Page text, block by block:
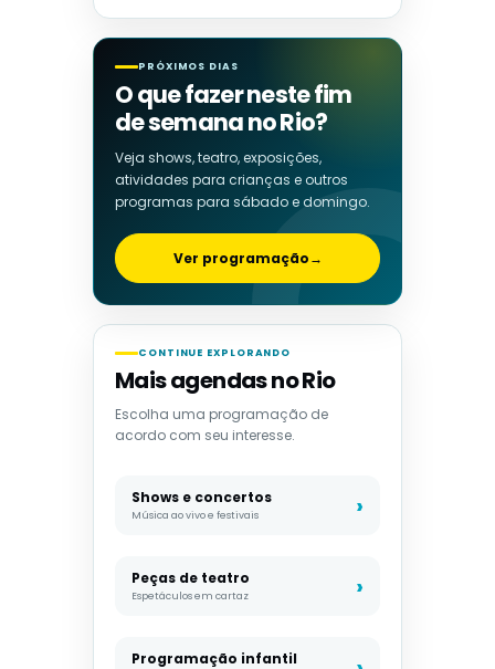
PRÓXIMOS DIAS
O que fazer neste fim
de semana no Rio?
Veja shows, teatro, exposições,
atividades para crianças e outros
programas para sábado e domingo.
Ver programação→
CONTINUE EXPLORANDO
Mais agendas no Rio
Escolha uma programação de
acordo com seu interesse.
Shows e concertos
Música ao vivo e festivais
Peças de teatro
Espetáculos em cartaz
Programação infantil